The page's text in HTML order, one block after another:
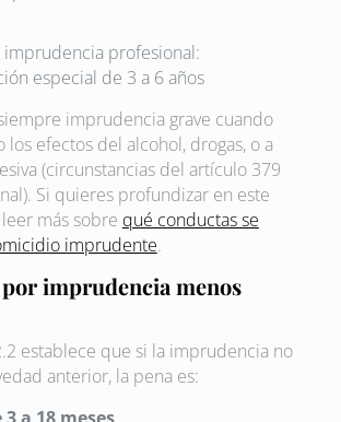
imprudencia profesional:
especial de 3 a 6 años
imprudencia grave cuando
los efectos del alcohol, drogas, o a
(circunstancias del artículo 379
Si quieres profundizar en este
más sobre qué conductas se
imprudente.
imprudencia menos
establece que si la imprudencia no
anterior, la pena es: